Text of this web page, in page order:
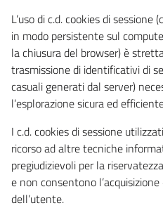
L’uso di c.d. cookies di
in modo persistente sul
la chiusura del browser) è
trasmissione di identificativi di
casuali generati dal server)
l’esplorazione sicura ed
I c.d. cookies di sessione
ricorso ad altre tecniche
pregiudizievoli per la
e non consentono
dell’utente.